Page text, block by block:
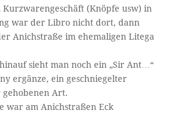
(Knöpfe usw) in
war der Libro nicht dort, dann
Anichstraße im ehemaligen Litega
sieht man noch ein „Sir Ant…“
ergänze, ein geschniegelter
Art.
war am Anichstraßen Eck